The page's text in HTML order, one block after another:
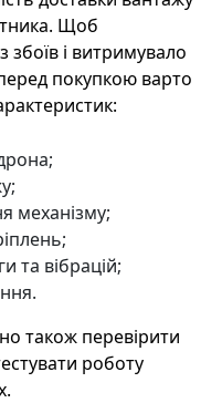
Щоб
і витримувало
покупкою варто
механізму;
та вібрацій;
також перевірити
роботу